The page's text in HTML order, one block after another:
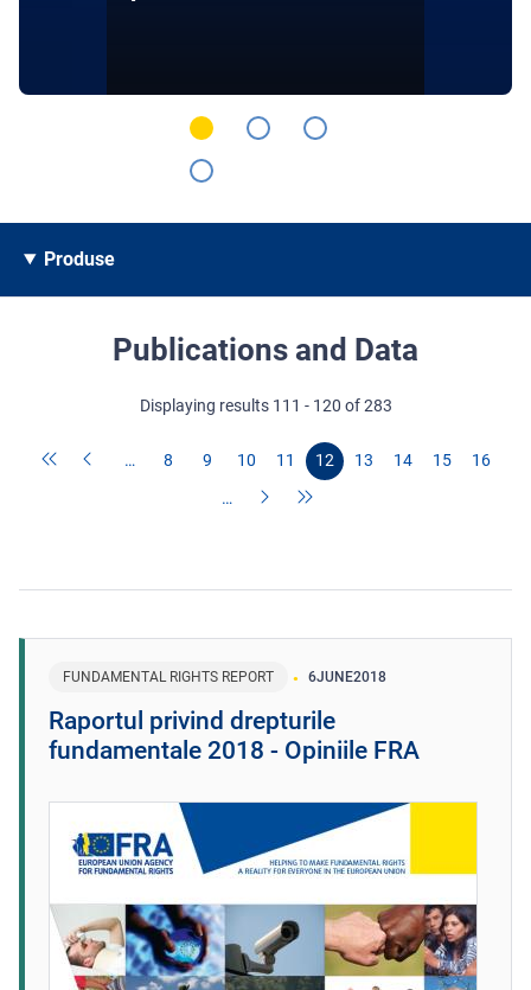
Produse
Publications and Data
Displaying results 111 - 120 of 283
… 8 9 10 11 12 13 14 15
16
…
FUNDAMENTAL RIGHTS REPORT 6JUNE2018
Raportul privind drepturile
fundamentale 2018 - Opiniile FRA